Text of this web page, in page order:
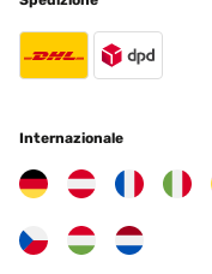
del sol, de hecho, a
que duran varias
de instalarla en el
pones en
párala, desmóntala
Internazionale